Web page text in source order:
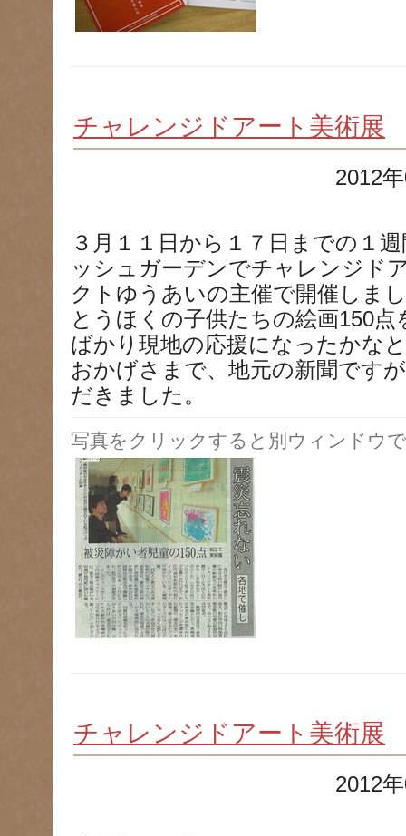
チャレンジドアート美術展
2012
３月１１日から１７日までの１
ッシュガーデンでチャレンジド
クトゆうあいの主催で開催しま
とうほくの子供たちの絵画150
ばかり現地の応援になったかな
おかげさまで、地元の新聞です
だきました。
写真をクリックすると別ウィンドウ
チャレンジドアート美術展
2012